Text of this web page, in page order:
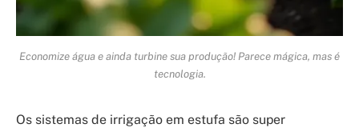
Economize água e ainda turbine sua produção! Parece mágica, mas é
tecnologia.
Os sistemas de irrigação em estufa são super